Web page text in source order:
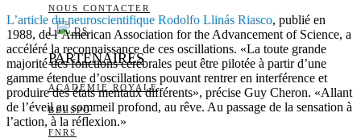
NOUS CONTACTER
I DS
PARTENAIRES
ACADÉMIE ROYALE
BELSPO
FNRS
L’article du neuroscientifique Rodolfo Llinás Riasco, publié en
1988, de l’American Association for the Advancement of Science, a
accéléré la reconnaissance de ces oscillations. «La toute grande
majorité des fonctions cérébrales peut être pilotée à partir d’une
gamme étendue d’oscillations pouvant rentrer en interférence et
produire des états mentaux différents», précise Guy Cheron. «Allant
de l’éveil au sommeil profond, au rêve. Au passage de la sensation à
l’action, à la réflexion.»